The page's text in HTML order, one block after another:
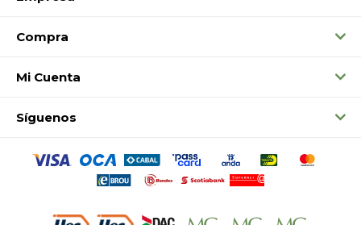
Compra
Mi Cuenta
Síguenos